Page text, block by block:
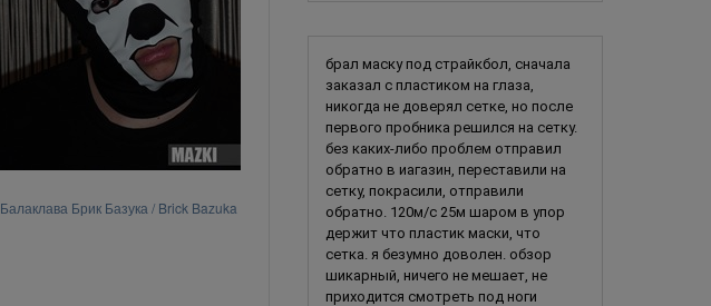
Балаклава Брик Базука / Brick Bazuka
Шиколай / «Kid of Darkness» / «Slaughter to
Prevail» 2.0
брал маску под страйкбол, сначала
заказал с пластиком на глаза,
никогда не доверял сетке, но после
первого пробника решился на сетку.
без каких-либо проблем отправил
обратно в иагазин, переставили на
сетку, покрасили, отправили
обратно. 120м/с 25м шаром в упор
держит что пластик маски, что
сетка. я безумно доволен. обзор
шикарный, ничего не мешает, не
приходится смотреть под ноги